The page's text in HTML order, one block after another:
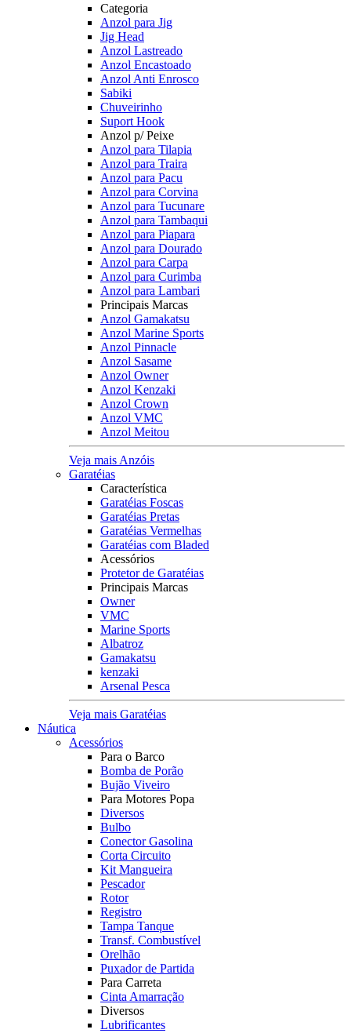
Categoria
Anzol para Jig
Jig Head
Anzol Lastreado
Anzol Encastoado
Anzol Anti Enrosco
Sabiki
Chuveirinho
Suport Hook
Anzol p/ Peixe
Anzol para Tilapia
Anzol para Traira
Anzol para Pacu
Anzol para Corvina
Anzol para Tucunare
Anzol para Tambaqui
Anzol para Piapara
Anzol para Dourado
Anzol para Carpa
Anzol para Curimba
Anzol para Lambari
Principais Marcas
Anzol Gamakatsu
Anzol Marine Sports
Anzol Pinnacle
Anzol Sasame
Anzol Owner
Anzol Kenzaki
Anzol Crown
Anzol VMC
Anzol Meitou
Veja mais Anzóis
Garatéias
Característica
Garatéias Foscas
Garatéias Pretas
Garatéias Vermelhas
Garatéias com Bladed
Acessórios
Protetor de Garatéias
Principais Marcas
Owner
VMC
Marine Sports
Albatroz
Gamakatsu
kenzaki
Arsenal Pesca
Veja mais Garatéias
Náutica
Acessórios
Para o Barco
Bomba de Porão
Bujão Viveiro
Para Motores Popa
Diversos
Bulbo
Conector Gasolina
Corta Circuito
Kit Mangueira
Pescador
Rotor
Registro
Tampa Tanque
Transf. Combustível
Orelhão
Puxador de Partida
Para Carreta
Cinta Amarração
Diversos
Lubrificantes